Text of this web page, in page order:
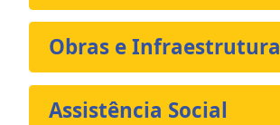
Obras e Infraestrutura
Assistência Social